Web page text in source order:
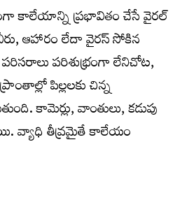
కాలేయాన్ని ప్రభావితం చేసే వైరల్
ఆహారం లేదా వైరస్ సోకిన
పరిసరాలు పరిశుభ్రంగా లేనిచోట,
పిల్లలకు చిన్న
కామెర్లు, వాంతులు, కడుపు
వ్యాధి తీవ్రమైతే కాలేయం